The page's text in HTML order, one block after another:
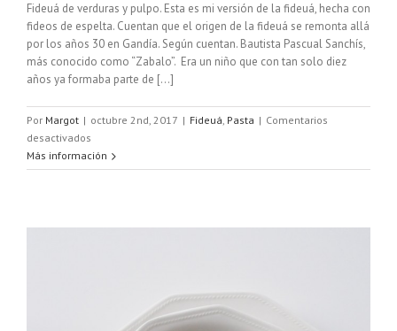
Fideuá de verduras y pulpo. Esta es mi versión de la fideuá, hecha con
fideos de espelta. Cuentan que el origen de la fideuá se remonta allá
por los años 30 en Gandía. Según cuentan. Bautista Pascual Sanchís,
más conocido como “Zabalo”. Era un niño que con tan solo diez
años ya formaba parte de [...]
Por Margot | octubre 2nd, 2017 | Fideuá, Pasta | Comentarios
desactivados
Fideuá
de
pulpo
Más información